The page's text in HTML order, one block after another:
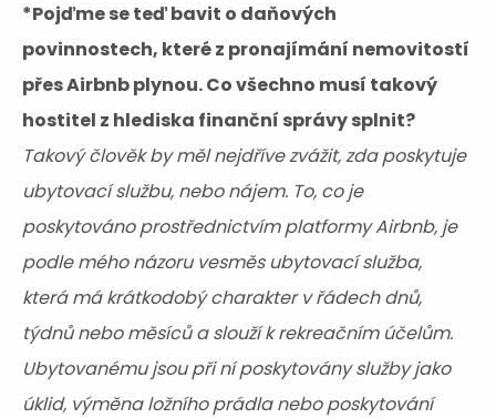
*Pojďme se teď bavit o daňových
povinnostech, které z pronajímání nemovitostí
přes Airbnb plynou. Co všechno musí takový
hostitel z hlediska finanční správy splnit?
Takový člověk by měl nejdříve zvážit, zda poskytuje
ubytovací službu, nebo nájem. To, co je
poskytováno prostřednictvím platformy Airbnb, je
podle mého názoru vesměs ubytovací služba,
která má krátkodobý charakter v řádech dnů,
týdnů nebo měsíců a slouží k rekreačním účelům.
Ubytovanému jsou při ní poskytovány služby jako
úklid, výměna ložního prádla nebo poskytování